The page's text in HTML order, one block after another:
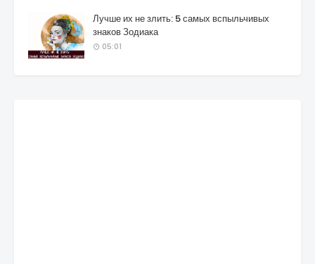
Лучше их не злить: 5 самых вспыльчивых
знаков Зодиака
05:01